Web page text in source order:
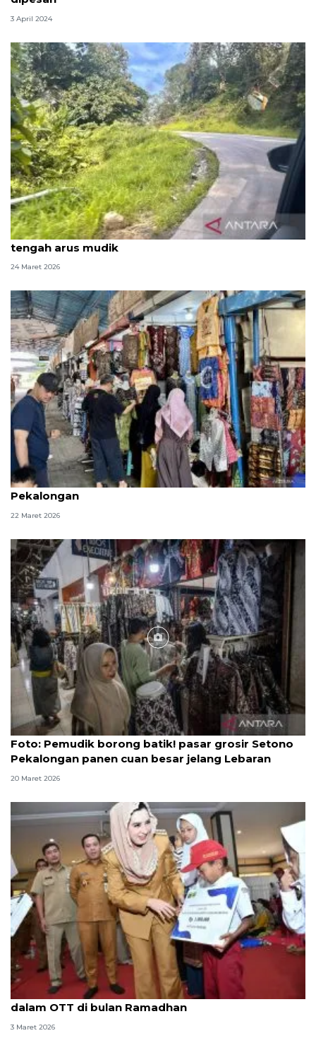
3 April 2024
Menelusuri kembali Jalur Pantura, jejak lama di
tengah arus mudik
24 Maret 2026
Sejumlah pemudik mampir untuk berburu batik di
Pekalongan
22 Maret 2026
Foto
Foto: Pemudik borong batik! pasar grosir Setono
Pekalongan panen cuan besar jelang Lebaran
20 Maret 2026
KPK tangkap Bupati Pekalongan Fadia Arafiq
dalam OTT di bulan Ramadhan
3 Maret 2026